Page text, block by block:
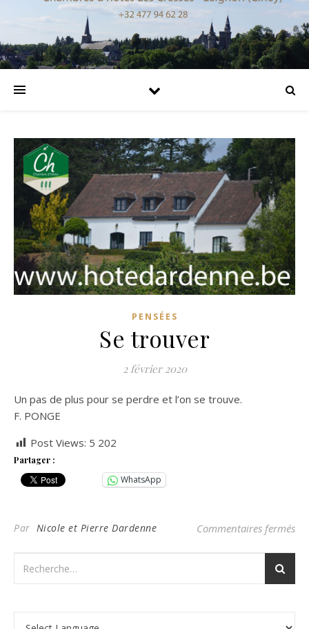
PENSÉES
Se trouver
2 février 2020
Un pas de plus pour se perdre et l’on se trouve.
F. PONGE
Post Views: 5 202
Partager :
WhatsApp
Par Nicole et Pierre Dardenne Commentaires fermés